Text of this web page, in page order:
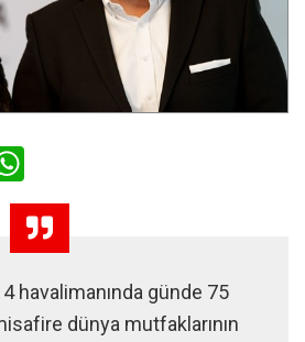
havalimanında günde 75
dünya mutfaklarının